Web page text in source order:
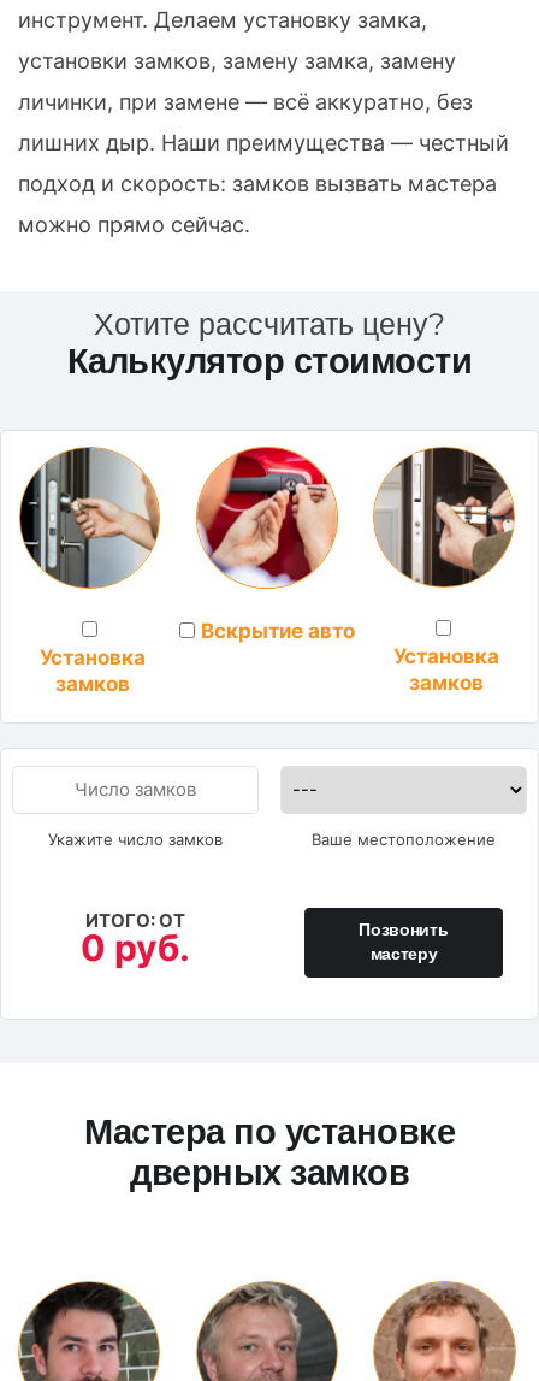
инструмент. Делаем установку замка,
установки замков, замену замка, замену
личинки, при замене — всё аккуратно, без
лишних дыр. Наши преимущества — честный
подход и скорость: замков вызвать мастера
можно прямо сейчас.
Хотите рассчитать цену?
Калькулятор стоимости
Установка
замков
Вскрытие авто
Установка
замков
Укажите число замков Ваше местоположение
ИТОГО: ОТ
0 руб.
Позвонить
мастеру
Мастера по установке
дверных замков